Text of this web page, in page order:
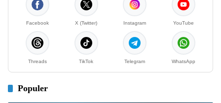
Facebook X (Twitter) Instagram YouTube
Threads TikTok Telegram WhatsApp
Populer